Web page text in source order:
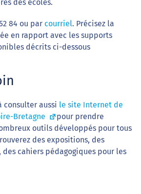
des écoles.
84 ou par courriel. Précisez la
en rapport avec les supports
décrits ci-dessous
consulter aussi le site Internet de
Bretagne
pour prendre
outils développés pour tous
des expositions, des
des cahiers pédagogiques pour les